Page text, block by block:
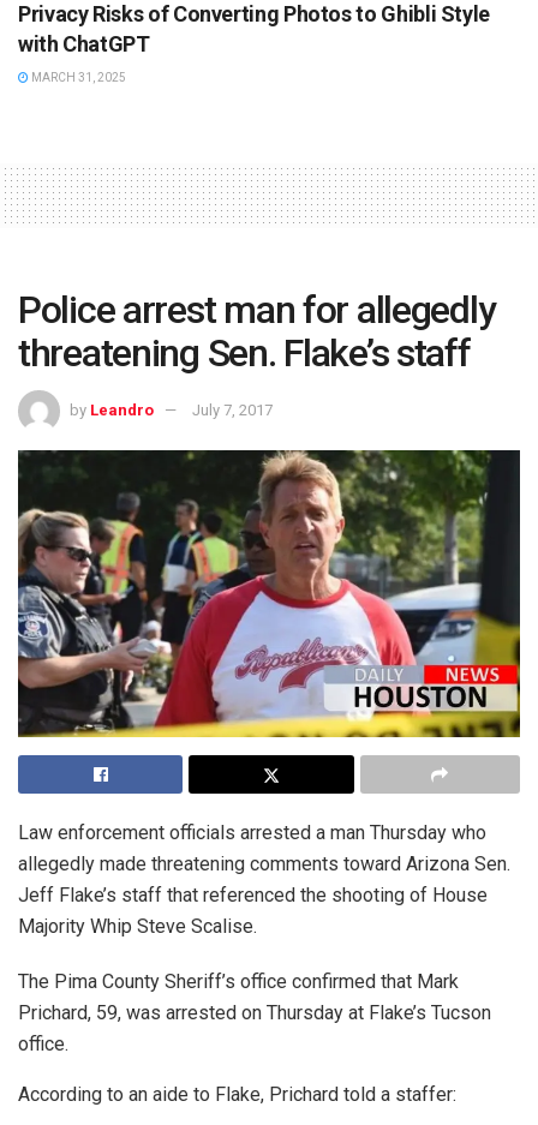
Privacy Risks of Converting Photos to Ghibli Style
with ChatGPT
MARCH 31, 2025
Police arrest man for allegedly
threatening Sen. Flake’s staff
by Leandro July 7, 2017
Law enforcement officials arrested a man Thursday who
allegedly made threatening comments toward Arizona Sen.
Jeff Flake’s staff that referenced the shooting of House
Majority Whip Steve Scalise.
The Pima County Sheriff’s office confirmed that Mark
Prichard, 59, was arrested on Thursday at Flake’s Tucson
office.
According to an aide to Flake, Prichard told a staffer: